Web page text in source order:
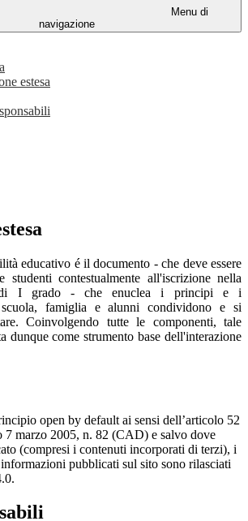
Menu di
navigazione
estesa
educativo é il documento - che deve essere
contestualmente all'iscrizione nella
di I grado - che enuclea i principi e i
scuola, famiglia e alunni condividono e si
Coinvolgendo tutte le componenti, tale
dunque come strumento base dell'interazione
open by default ai sensi dell’articolo 52
7 marzo 2005, n. 82 (CAD) e salvo dove
(compresi i contenuti incorporati di terzi), i
pubblicati sul sito sono rilasciati